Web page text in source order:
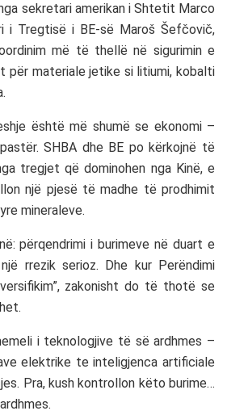
sekretari amerikan i Shtetit Marco
i Tregtisë i BE-së Maroš Šefčovič,
më të thellë në sigurimin e
për materiale jetike si litiumi, kobalti
është më shumë se ekonomi –
SHBA dhe BE po kërkojnë të
tregjet që dominohen nga Kinë, e
një pjesë të madhe të prodhimit
mineraleve.
përqendrimi i burimeve në duart e
rrezik serioz. Dhe kur Perëndimi
zakonisht do të thotë se
i teknologjive të së ardhmes –
elektrike te inteligjenca artificiale
Pra, kush kontrollon këto burime…